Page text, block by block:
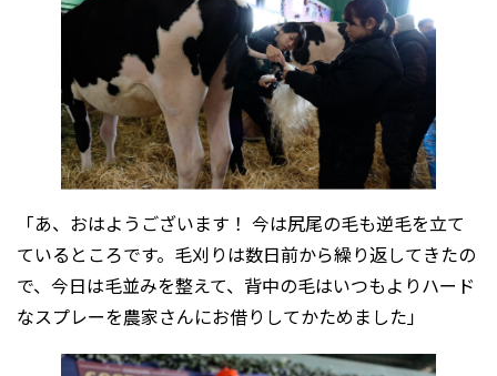
「あ、おはようございます！ 今は尻尾の毛も逆毛を立て
ているところです。毛刈りは数日前から繰り返してきたの
で、今日は毛並みを整えて、背中の毛はいつもよりハード
なスプレーを農家さんにお借りしてかためました」